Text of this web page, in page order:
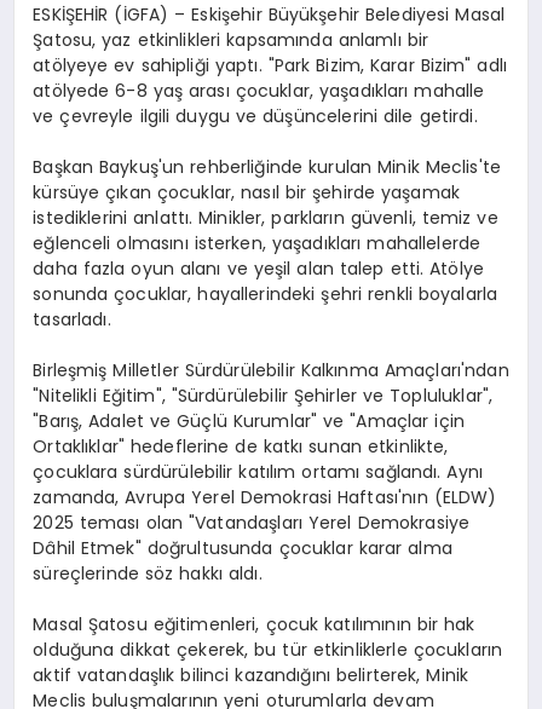
ESKİŞEHİR (İGFA) – Eskişehir Büyükşehir Belediyesi Masal
Şatosu, yaz etkinlikleri kapsamında anlamlı bir
atölyeye ev sahipliği yaptı. "Park Bizim, Karar Bizim" adlı
atölyede 6-8 yaş arası çocuklar, yaşadıkları mahalle
ve çevreyle ilgili duygu ve düşüncelerini dile getirdi.
Başkan Baykuş'un rehberliğinde kurulan Minik Meclis'te
kürsüye çıkan çocuklar, nasıl bir şehirde yaşamak
istediklerini anlattı. Minikler, parkların güvenli, temiz ve
eğlenceli olmasını isterken, yaşadıkları mahallelerde
daha fazla oyun alanı ve yeşil alan talep etti. Atölye
sonunda çocuklar, hayallerindeki şehri renkli boyalarla
tasarladı.
Birleşmiş Milletler Sürdürülebilir Kalkınma Amaçları'ndan
"Nitelikli Eğitim", "Sürdürülebilir Şehirler ve Topluluklar",
"Barış, Adalet ve Güçlü Kurumlar" ve "Amaçlar için
Ortaklıklar" hedeflerine de katkı sunan etkinlikte,
çocuklara sürdürülebilir katılım ortamı sağlandı. Aynı
zamanda, Avrupa Yerel Demokrasi Haftası'nın (ELDW)
2025 teması olan "Vatandaşları Yerel Demokrasiye
Dâhil Etmek" doğrultusunda çocuklar karar alma
süreçlerinde söz hakkı aldı.
Masal Şatosu eğitimenleri, çocuk katılımının bir hak
olduğuna dikkat çekerek, bu tür etkinliklerle çocukların
aktif vatandaşlık bilinci kazandığını belirterek, Minik
Meclis buluşmalarının yeni oturumlarla devam